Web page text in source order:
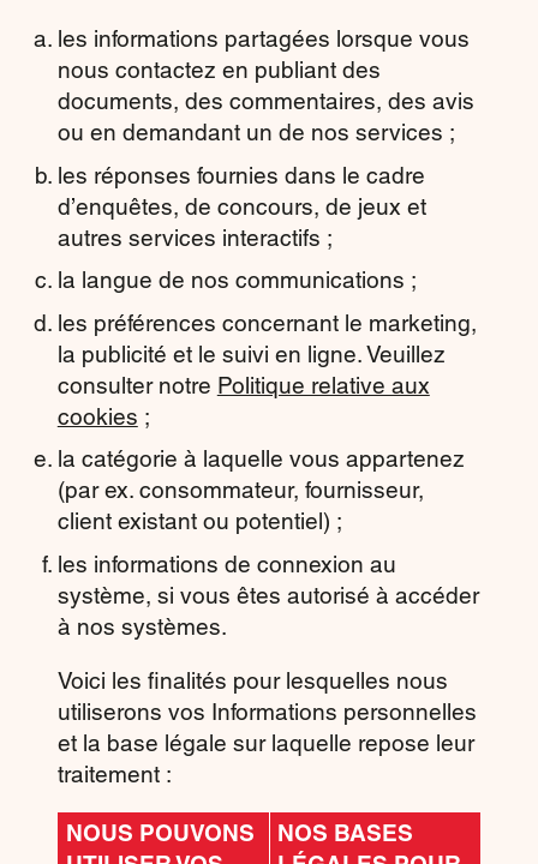
les informations partagées lorsque vous
nous contactez en publiant des
documents, des commentaires, des avis
ou en demandant un de nos services ;
les réponses fournies dans le cadre
d’enquêtes, de concours, de jeux et
autres services interactifs ;
la langue de nos communications ;
les préférences concernant le marketing,
la publicité et le suivi en ligne. Veuillez
consulter notre Politique relative aux
cookies ;
la catégorie à laquelle vous appartenez
(par ex. consommateur, fournisseur,
client existant ou potentiel) ;
les informations de connexion au
système, si vous êtes autorisé à accéder
à nos systèmes.
Voici les finalités pour lesquelles nous
utiliserons vos Informations personnelles
et la base légale sur laquelle repose leur
traitement :
NOUS POUVONS
NOS BASES